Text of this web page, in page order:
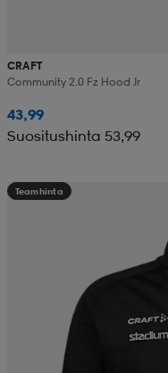
CRAFT
Community 2.0 Fz Hood Jr
43,99
Suositushinta 53,99
Teamhinta